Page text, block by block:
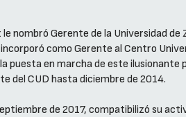
nombró Gerente de la Universidad
como Gerente al Centro
puesta en marcha de este ilusionante
del CUD hasta diciembre de 2014.
de 2017, compatibilizó su